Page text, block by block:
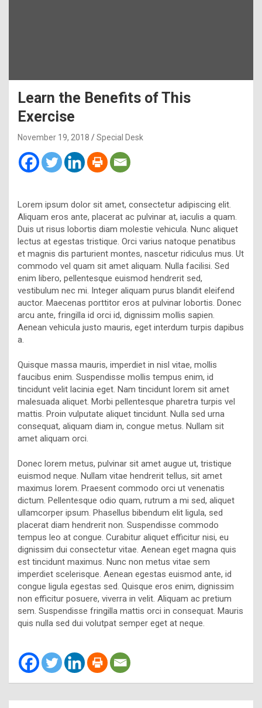
Learn the Benefits of This
Exercise
November 19, 2018 Special Desk
Lorem ipsum dolor sit amet, consectetur adipiscing elit.
Aliquam eros ante, placerat ac pulvinar at, iaculis a quam.
Duis ut risus lobortis diam molestie vehicula. Nunc aliquet
lectus at egestas tristique. Orci varius natoque penatibus
et magnis dis parturient montes, nascetur ridiculus mus. Ut
commodo vel quam sit amet aliquam. Nulla facilisi. Sed
enim libero, pellentesque euismod hendrerit sed,
vestibulum nec mi. Integer aliquam purus blandit eleifend
auctor. Maecenas porttitor eros at pulvinar lobortis. Donec
arcu ante, fringilla id orci id, dignissim mollis sapien.
Aenean vehicula justo mauris, eget interdum turpis dapibus
a.
Quisque massa mauris, imperdiet in nisl vitae, mollis
faucibus enim. Suspendisse mollis tempus enim, id
tincidunt velit lacinia eget. Nam tincidunt lorem sit amet
malesuada aliquet. Morbi pellentesque pharetra turpis vel
mattis. Proin vulputate aliquet tincidunt. Nulla sed urna
consequat, aliquam diam in, congue metus. Nullam sit
amet aliquam orci.
Donec lorem metus, pulvinar sit amet augue ut, tristique
euismod neque. Nullam vitae hendrerit tellus, sit amet
maximus lorem. Praesent commodo orci ut venenatis
dictum. Pellentesque odio quam, rutrum a mi sed, aliquet
ullamcorper ipsum. Phasellus bibendum elit ligula, sed
placerat diam hendrerit non. Suspendisse commodo
tempus leo at congue. Curabitur aliquet efficitur nisi, eu
dignissim dui consectetur vitae. Aenean eget magna quis
est tincidunt maximus. Nunc non metus vitae sem
imperdiet scelerisque. Aenean egestas euismod ante, id
congue ligula egestas sed. Quisque eros enim, dignissim
non efficitur posuere, viverra in velit. Aliquam ac pretium
sem. Suspendisse fringilla mattis orci in consequat. Mauris
quis nulla sed dui volutpat semper eget at neque.